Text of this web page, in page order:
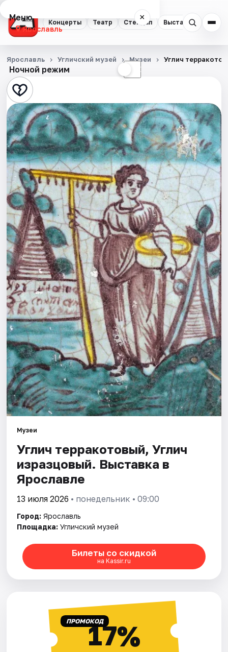
Концерты Театр Стендап Выставки
Меню ×
Ярославль
Концерты
Театр
Стендап
Выставки
Квесты
Экскурсии
События
Города
Площадки
Артисты
Рейтинги
Ночной режим ☾
Ярославль Угличский музей Музеи Углич
Музеи
Углич терракотовый, Углич
изразцовый. Выставка в
Ярославле
13 июля 2026 • понедельник • 09:00
Город: Ярославль
Площадка: Угличский музей
Билеты со скидкой
на Kassir.ru
ПРОМОКОД17%